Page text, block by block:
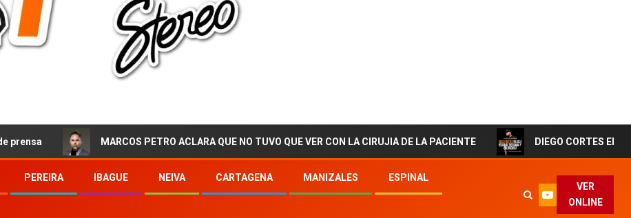
MARCOS PETRO ACLARA QUE NO TUVO QUE VER CON LA CIRUJIA DE LA PACIENTE DIEGO CORTES El Artista de la
PEREIRA IBAGUE NEIVA CARTAGENA MANIZALES ESPINAL
VER
ONLINE